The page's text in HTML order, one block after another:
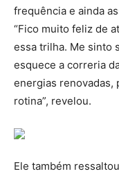
frequência e ainda
“Fico muito feliz de
essa trilha. Me sinto
esquece a correria
energias renovadas,
rotina”, revelou.
Ele também